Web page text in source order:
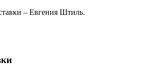
– Евгения Штиль.